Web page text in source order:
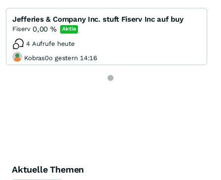
Jefferies & Company Inc. stuft Fiserv Inc auf buy
Fiserv 0,00 % Aktie
4 Aufrufe heute
Kobras0o gestern 14:16
Aktuelle Themen